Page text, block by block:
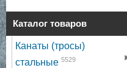
Каталог товаров
Канаты (тросы)
стальные 5529